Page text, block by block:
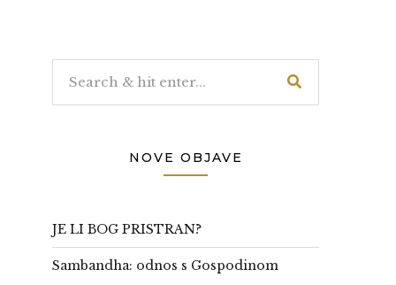
NOVE OBJAVE
JE LI BOG PRISTRAN?
Sambandha: odnos s Gospodinom